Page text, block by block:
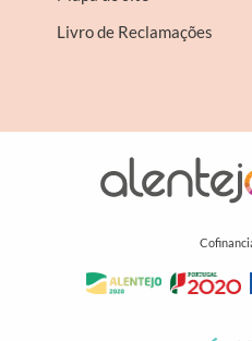
Livro de Reclamações